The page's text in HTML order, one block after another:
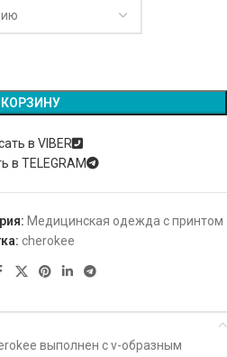
КОРЗИНУ
в VIBER
в TELEGRAM
Медицинская одежда с принтом
cherokee
выполнен с v-образным